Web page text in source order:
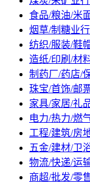
食品/粮油/米
烟草/制糖业
纺织/服装/鞋
造纸/印刷/材
制药厂/药店/
珠宝/首饰/邮
家具/家居/礼
电力/热力/燃
工程/建筑/房
五金/建材/卫
物流/快递/运
商超/批发/零